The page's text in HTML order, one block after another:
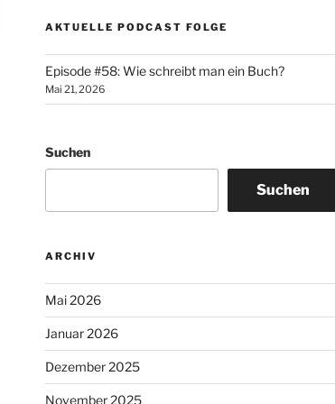
AKTUELLE PODCAST FOLGE
Episode #58: Wie schreibt man ein Buch?
Mai 21, 2026
Suchen
Suchen
ARCHIV
Mai 2026
Januar 2026
Dezember 2025
November 2025